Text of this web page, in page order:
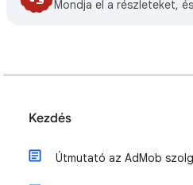
Mondja el a részleteket,
Kezdés
Útmutató az AdMob